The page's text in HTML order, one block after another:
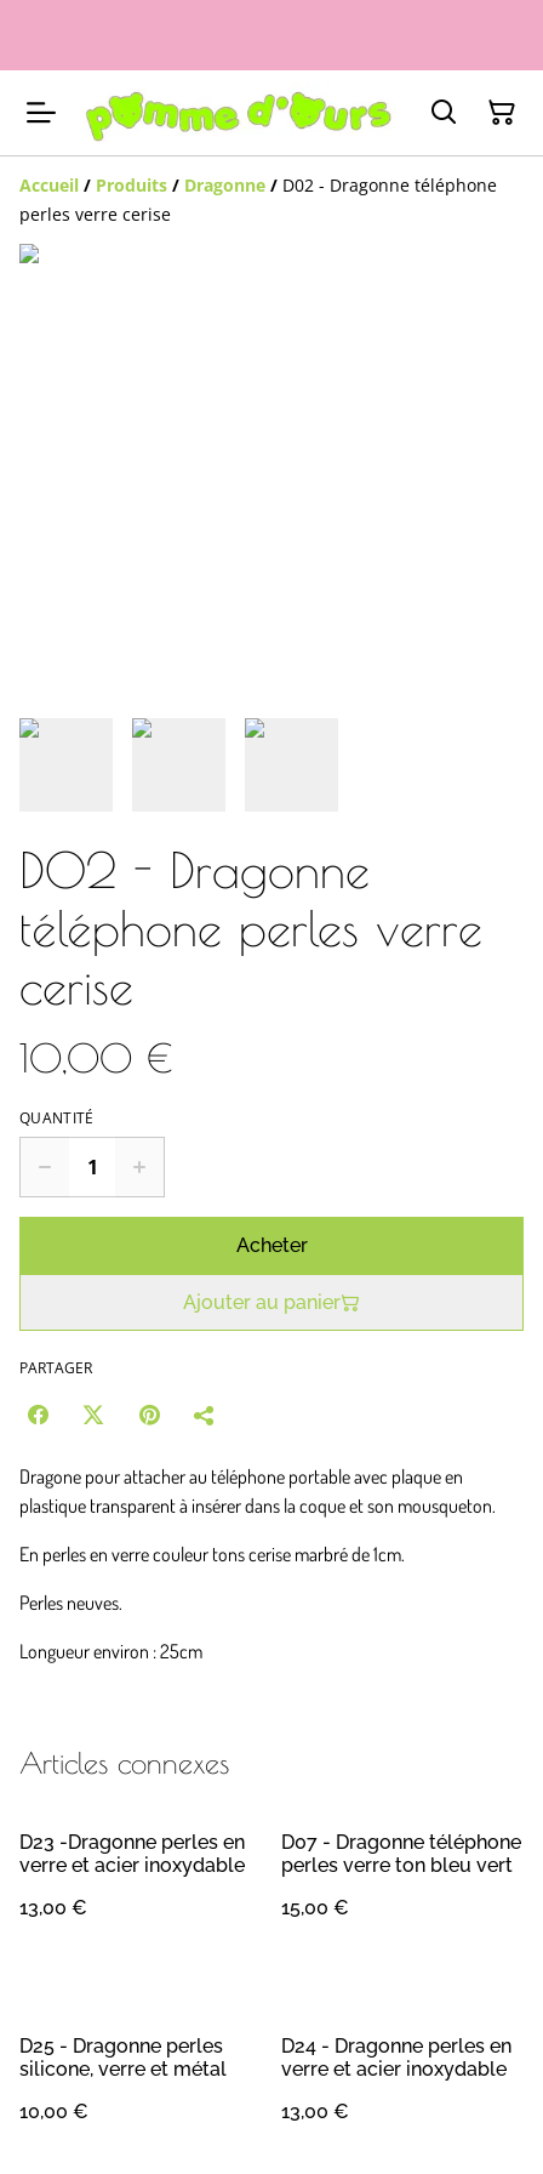
Accueil / Produits / Dragonne / D02 - Dragonne téléphone
perles verre cerise
D02 - Dragonne
téléphone perles verre
cerise
10,00 €
QUANTITÉ
Acheter
Ajouter au panier
PARTAGER
Dragone pour attacher au téléphone portable avec plaque en
plastique transparent à insérer dans la coque et son mousqueton.
En perles en verre couleur tons cerise marbré de 1cm.
Perles neuves.
Longueur environ : 25cm
Articles connexes
D23 -Dragonne perles en
verre et acier inoxydable
13,00 €
D07 - Dragonne téléphone
perles verre ton bleu vert
15,00 €
D25 - Dragonne perles
silicone, verre et métal
10,00 €
D24 - Dragonne perles en
verre et acier inoxydable
13,00 €